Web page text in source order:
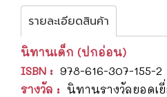
รายละเอียดสินค้า
นิทานเด็ก (ปกอ่อน)
ISBN : 978-616-307-155-2
รางวัล : นิทานรางวัลยอดเ